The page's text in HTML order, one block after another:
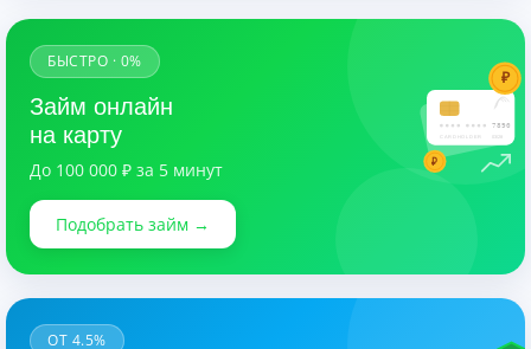
7890
CARDHOLDER 03/28
₽
₽
БЫСТРО · 0%
Займ онлайн
на карту
До 100 000 ₽ за 5 минут
Подобрать займ →
ОТ 4.5%